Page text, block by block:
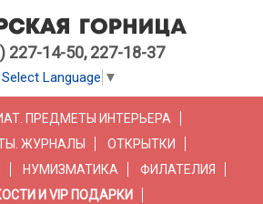
227-14-50, 227-18-37
Select Language ▼
ПРЕДМЕТЫ ИНТЕРЬЕРА
ЖУРНАЛЫ
ОТКРЫТКИ
НУМИЗМАТИКА
ФИЛАТЕЛИЯ
И VIP ПОДАРКИ